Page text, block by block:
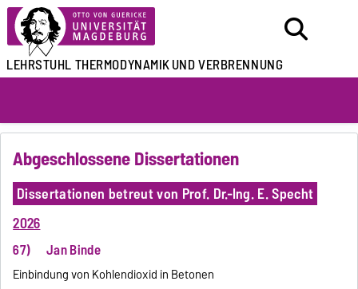
LEHRSTUHLTHERMODYNAMIKUND VERBRENNUNG
Abgeschlossene Dissertationen
Dissertationen betreut von Prof. Dr.-Ing. E. Specht
2026
67) Jan Binde
Einbindung von Kohlendioxid in Betonen